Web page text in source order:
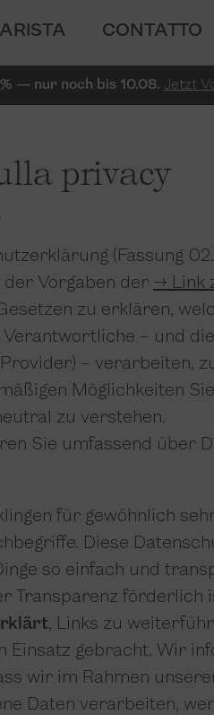
CONTATTO
— nur noch bis 10.08. Jetzt
privacy
(Fassung
der Vorgaben der → Link
zu erklären,
– und
– verarbeiten,
Möglichkeiten
zu verstehen.
Sie umfassend über
für gewöhnlich
Diese
so einfach und
Transparenz förderlich
, Links zu
Einsatz gebracht. Wir
wir im Rahmen
Daten verarbeiten,